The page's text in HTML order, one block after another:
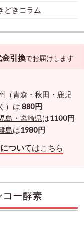
どきコラム
金引換でお届けします
（青森・秋田・鹿児
）は 880円
島・宮崎県は1100円
島は1980円
ついてはこちら
コー酵素